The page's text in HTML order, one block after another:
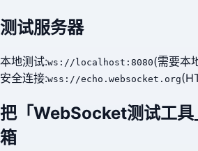
测试服务器
本地测试:ws://localhost:8080(需要本
安全连接:wss://echo.websocket.org
把「WebSocket测试工具
箱